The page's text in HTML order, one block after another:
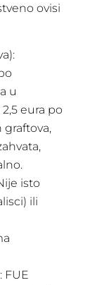
ovisi
u
eura po
isto
ili
FUE